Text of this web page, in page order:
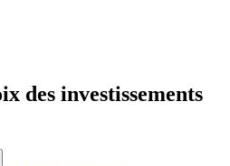
des investissements